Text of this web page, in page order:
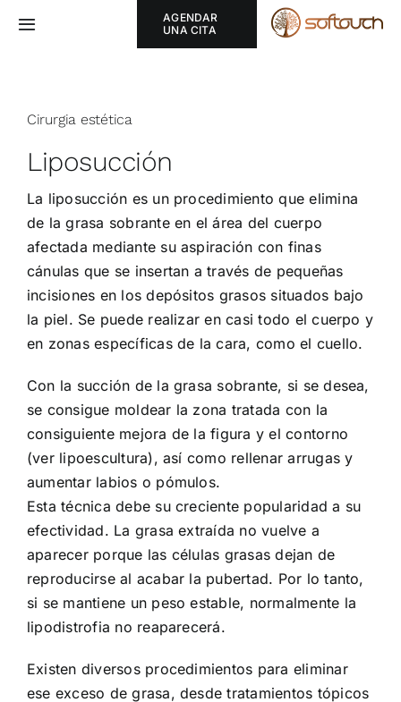
Toggle
CIRUGÍA ESTÉTICA
MEDICINA ESTÉTICA
TERMOGRAFÍA
AGENDAR
UNA CITA
Cirurgia estética
Liposucción
La liposucción es un procedimiento que elimina
de la grasa sobrante en el área del cuerpo
afectada mediante su aspiración con finas
cánulas que se insertan a través de pequeñas
incisiones en los depósitos grasos situados bajo
la piel. Se puede realizar en casi todo el cuerpo y
en zonas específicas de la cara, como el cuello.
Con la succión de la grasa sobrante, si se desea,
se consigue moldear la zona tratada con la
consiguiente mejora de la figura y el contorno
(ver lipoescultura), así como rellenar arrugas y
aumentar labios o pómulos.
Esta técnica debe su creciente popularidad a su
efectividad. La grasa extraída no vuelve a
aparecer porque las células grasas dejan de
reproducirse al acabar la pubertad. Por lo tanto,
si se mantiene un peso estable, normalmente la
lipodistrofia no reaparecerá.
Existen diversos procedimientos para eliminar
ese exceso de grasa, desde tratamientos tópicos